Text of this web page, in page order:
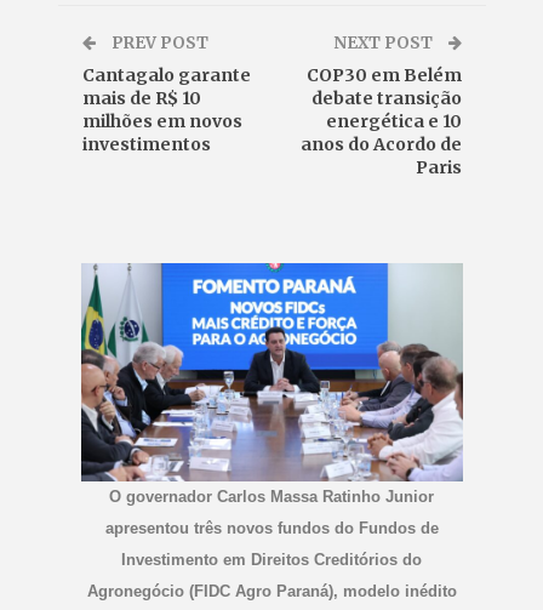
PREV POST
Cantagalo garante
mais de R$ 10
milhões em novos
investimentos
NEXT POST
COP30 em Belém
debate transição
energética e 10
anos do Acordo de
Paris
O governador Carlos Massa Ratinho Junior
apresentou três novos fundos do Fundos de
Investimento em Direitos Creditórios do
Agronegócio (FIDC Agro Paraná), modelo inédito